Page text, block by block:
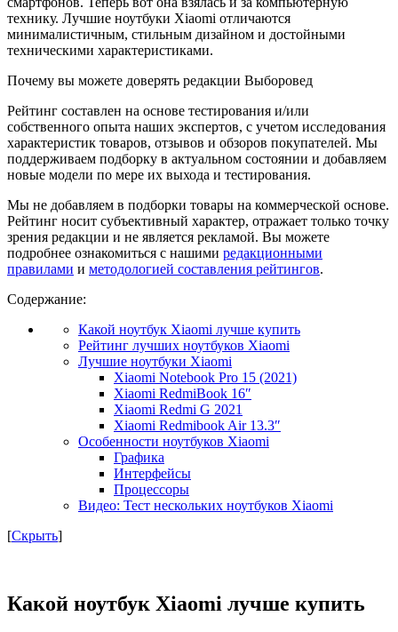
технику. Лучшие ноутбуки Xiaomi отличаются
минималистичным, стильным дизайном и достойными
техническими характеристиками.
Почему вы можете доверять редакции Выборовед
Рейтинг составлен на основе тестирования и/или
собственного опыта наших экспертов, с учетом исследования
характеристик товаров, отзывов и обзоров покупателей. Мы
поддерживаем подборку в актуальном состоянии и добавляем
новые модели по мере их выхода и тестирования.
Мы не добавляем в подборки товары на коммерческой основе.
Рейтинг носит субъективный характер, отражает только точку
зрения редакции и не является рекламой. Вы можете
подробнее ознакомиться с нашими редакционными
правилами и методологией составления рейтингов.
Содержание:
Какой ноутбук Xiaomi лучше купить
Рейтинг лучших ноутбуков Xiaomi
Лучшие ноутбуки Xiaomi
Xiaomi Notebook Pro 15 (2021)
Xiaomi RedmiBook 16″
Xiaomi Redmi G 2021
Xiaomi Redmibook Air 13.3″
Особенности ноутбуков Xiaomi
Графика
Интерфейсы
Процессоры
Видео: Тест нескольких ноутбуков Xiaomi
[Скрыть]
Какой ноутбук Xiaomi лучше купить